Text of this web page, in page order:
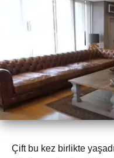
Çift bu kez birlikte